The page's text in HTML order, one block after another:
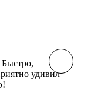
Быстро,
удивил